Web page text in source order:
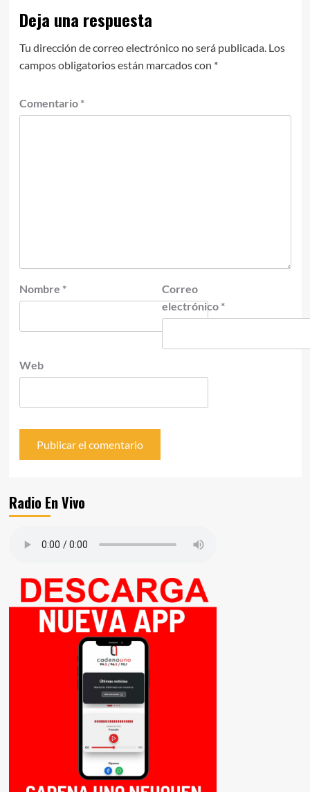
Deja una respuesta
Tu dirección de correo electrónico no será publicada. Los
campos obligatorios están marcados con *
Comentario *
Nombre *
Correo
electrónico *
Web
Radio En Vivo